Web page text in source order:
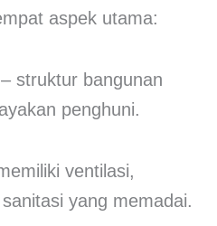
aspek utama:
– struktur bangunan
penghuni.
ventilasi,
yang memadai.